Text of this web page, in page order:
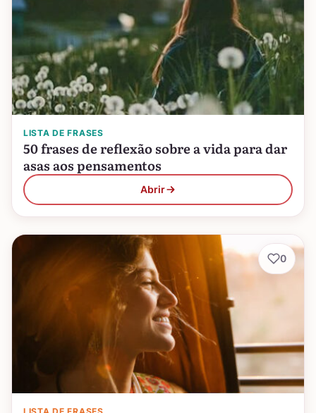
LISTA DE FRASES
50 frases de reflexão sobre a vida para dar
asas aos pensamentos
Abrir
0